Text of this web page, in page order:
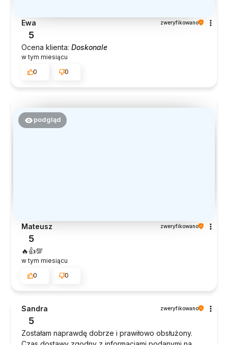
Ewa zweryfikowano
5
Ocena klienta: Doskonale
w tym miesiącu
0
0
podgląd
Mateusz zweryfikowano
5
🔥👍️💯
w tym miesiącu
0
0
Sandra zweryfikowano
5
Zostałam naprawdę dobrze i prawiłowo obsłużony.